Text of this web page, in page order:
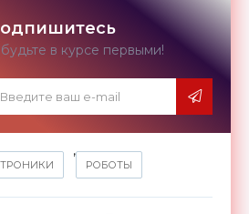
в курсе первыми!
,
РОБОТЫ